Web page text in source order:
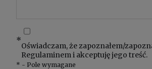
*
Oświadczam, że zapoznałem/
Regulaminem i akceptuję jego treść.
* - Pole wymagane